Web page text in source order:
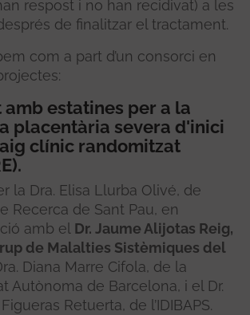
respost i no han recidivat) a les
de finalitzar el tractament.
com a part d’un consorci en
estatines per a la
placentària severa d'inici
clínic randomitzat
la Dra. Elisa Llurba Olivé, de
Recerca de Sant Pau, en
amb el Dr. Jaume Alijotas Reig,
de Malalties Sistèmiques del
Diana Marre Cifola, de la
Autònoma de Barcelona, i el Dr.
Retuerta, de l’IDIBAPS.